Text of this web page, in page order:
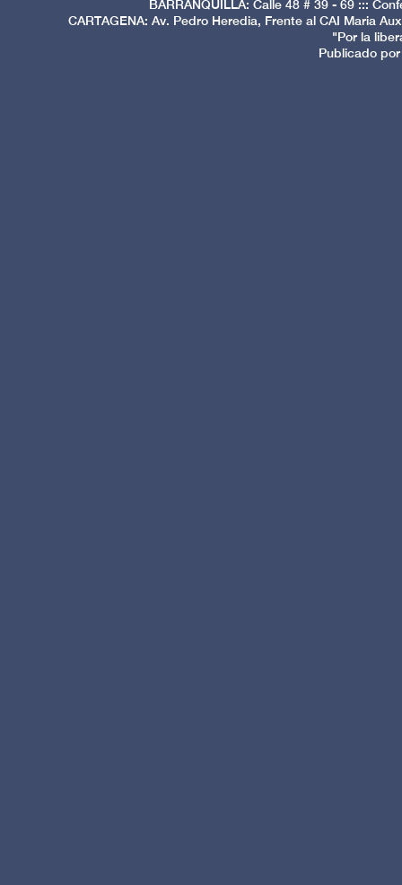
BARRANQUILLA: Calle 48 # 39 - 69 :::
CARTAGENA: Av. Pedro Heredia, Frente al CAI Maria
"Por la
Publicado